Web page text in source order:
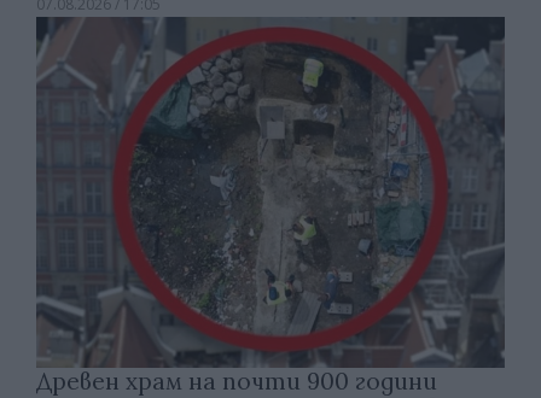
07.08.2026 / 17:05
Древен храм на почти 900 години